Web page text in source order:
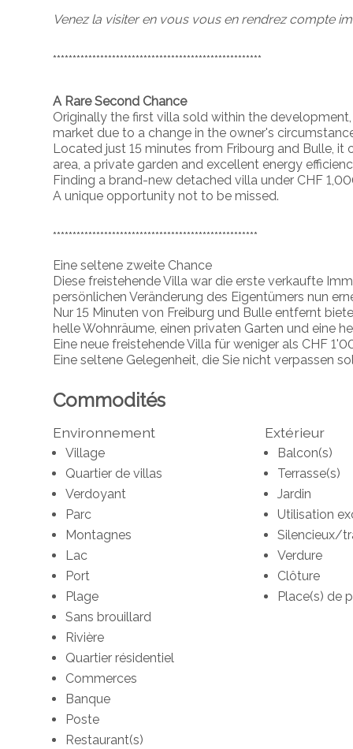
Venez la visiter en vous vous en rendrez compte
*****************************************************
A Rare Second Chance
Originally the first villa sold within the
market due to a change in the owner's
Located just 15 minutes from Fribourg and Bulle,
area, a private garden and excellent energy
Finding a brand-new detached villa under CHF
A unique opportunity not to be missed.
****************************************************
Eine seltene zweite Chance
Diese freistehende Villa war die erste verkaufte
persönlichen Veränderung des Eigentümers nun
Nur 15 Minuten von Freiburg und Bulle entfernt
helle Wohnräume, einen privaten Garten und eine
Eine neue freistehende Villa für weniger als CHF
Eine seltene Gelegenheit, die Sie nicht verpassen
Commodités
Environnement
Village
Quartier de villas
Verdoyant
Parc
Montagnes
Lac
Port
Plage
Sans brouillard
Rivière
Quartier résidentiel
Commerces
Banque
Poste
Restaurant(s)
Extérieur
Balcon(s)
Terrasse(s)
Jardin
Utilisation
Silencieux/
Verdure
Clôture
Place(s) de